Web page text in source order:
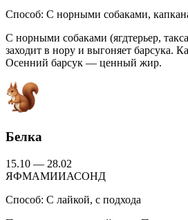
Способ: С норными собаками,
С норными собаками (ягдтерьер,
заходит в нору и выгоняет барсука.
Осенний барсук — ценный жир.
Белка
15.10 — 28.02
ЯФМАМИИАСОНД
Способ: С лайкой, с подхода